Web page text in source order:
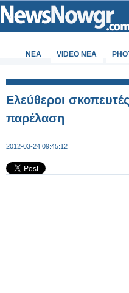
ΝΕΑ VIDEO NEA
Ελεύθεροι
παρέλαση
2012-03-24 09:45:12